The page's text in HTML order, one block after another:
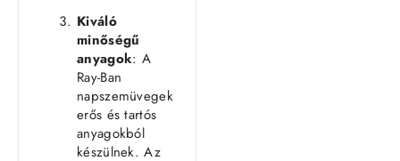
Kiváló
minőségű
anyagok: A
Ray-Ban
napszemüvegek
erős és tartós
anyagokból
készülnek. Az